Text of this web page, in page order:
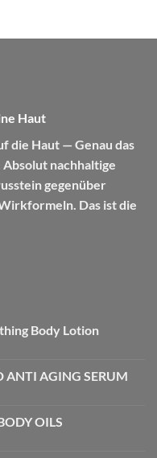
Haut
die Haut — Genau das
nachhaltige
gegenüber
Das ist die
Body Lotion
ANTI AGING SERUM
OILS